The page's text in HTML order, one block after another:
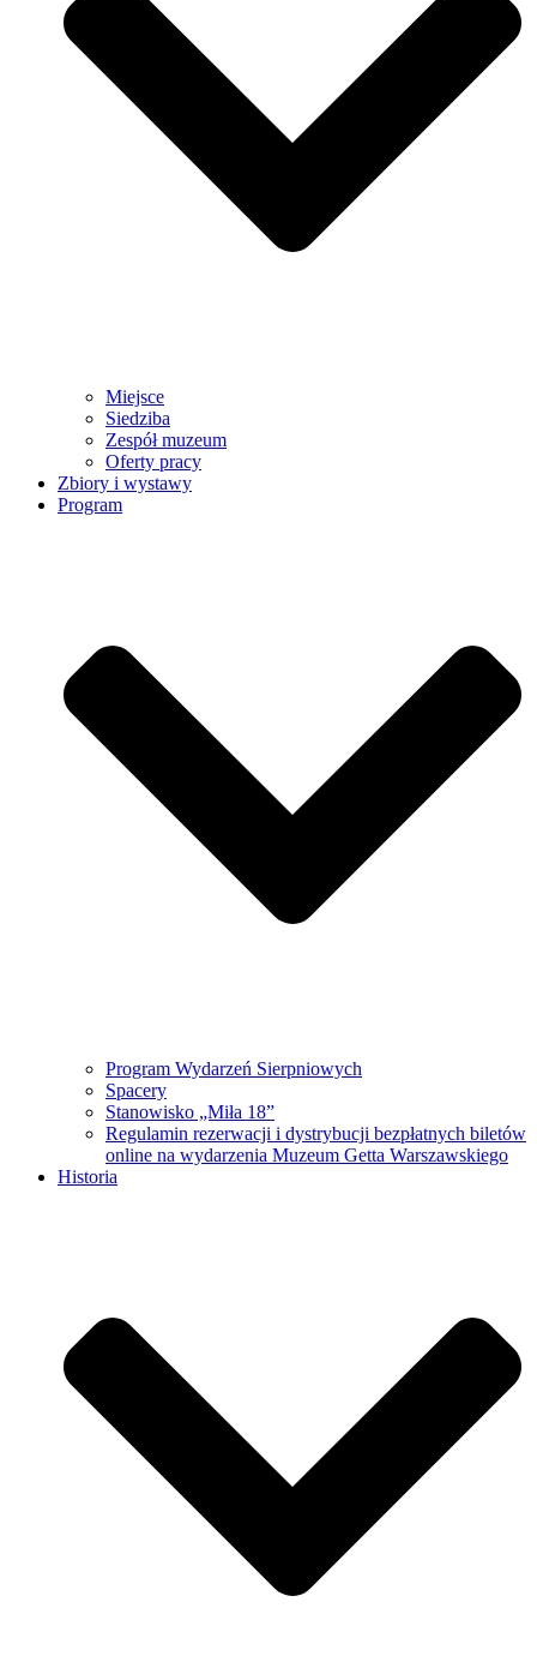
Miejsce
Siedziba
Zespół muzeum
Oferty pracy
Zbiory i wystawy
Program
Program Wydarzeń Sierpniowych
Spacery
Stanowisko „Miła 18”
Regulamin rezerwacji i dystrybucji bezpłatnych biletów
online na wydarzenia Muzeum Getta Warszawskiego
Historia